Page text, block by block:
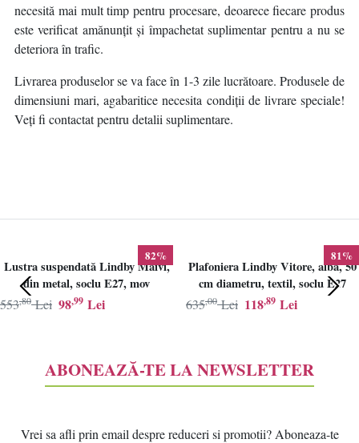
necesită mai mult timp pentru procesare, deoarece fiecare produs
este verificat amănunțit și împachetat suplimentar pentru a nu se
deteriora în trafic.
Livrarea produselor se va face în 1-3 zile lucrătoare. Produsele de
dimensiuni mari, agabaritice necesita condiții de livrare speciale!
Veți fi contactat pentru detalii suplimentare.
82%
Lustra suspendată Lindby Maivi,
din metal, soclu E27, mov
98,99 Lei
553,80 Lei
81%
Plafoniera Lindby Vitore, alba, 50
cm diametru, textil, soclu E27
118,89 Lei
635,00 Lei
ABONEAZĂ-TE LA NEWSLETTER
Vrei sa afli prin email despre reduceri si promotii? Aboneaza-te